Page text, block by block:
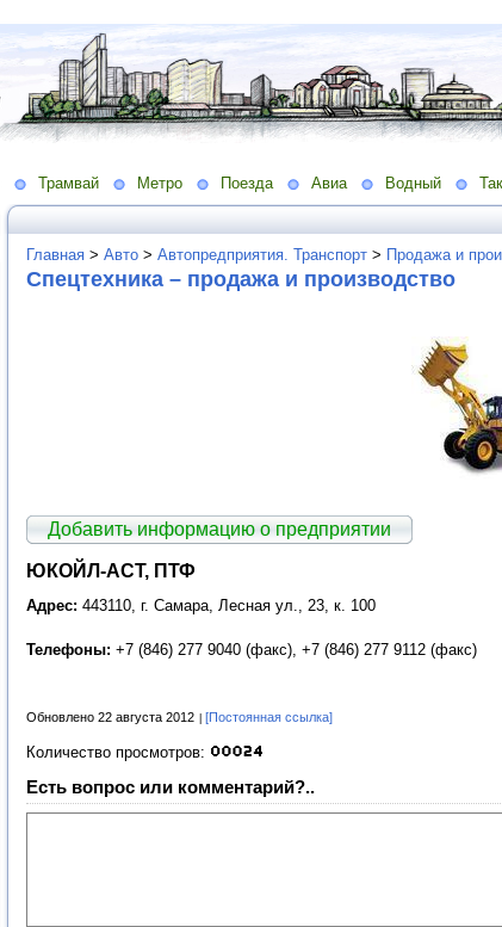
Трамвай Метро Поезда Авиа Водный
Главная > Авто > Автопредприятия. Транспорт > Продажа и
Спецтехника – продажа и производство
Добавить информацию о предприятии
ЮКОЙЛ-АСТ, ПТФ
Адрес: 443110, г. Самара, Лесная ул., 23, к. 100
Телефоны: +7 (846) 277 9040 (факс), +7 (846) 277 9112 (факс)
Обновлено 22 августа 2012 [Постоянная ссылка]
Количество просмотров:
Есть вопрос или комментарий?..